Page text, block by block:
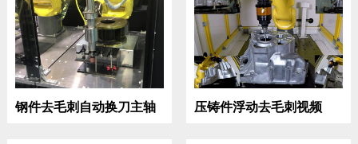
钢件去毛刺自动换刀主轴 压铸件浮动去毛刺视频